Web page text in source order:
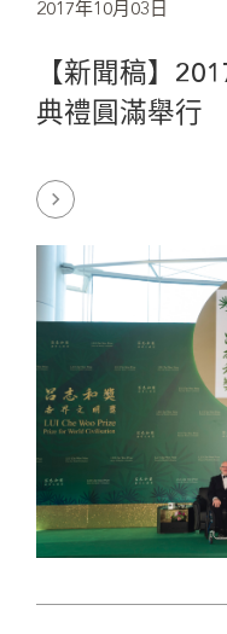
2017年10月03日
【新聞稿】
典禮圓滿舉行